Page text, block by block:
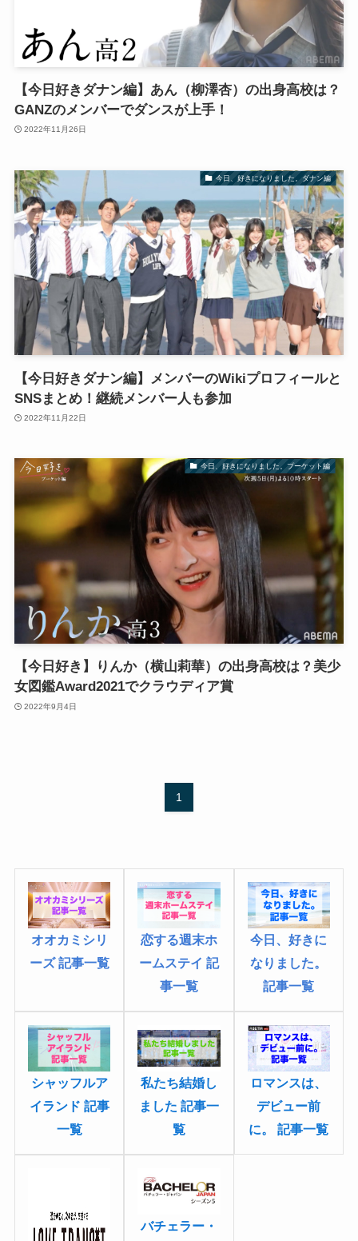
【今日好きダナン編】あん（柳澤杏）の出身高校は？
GANZのメンバーでダンスが上手！
2022年11月26日
今日、好きになりました。ダナン編
【今日好きダナン編】メンバーのWikiプロフィールと
SNSまとめ！継続メンバー人も参加
2022年11月22日
今日、好きになりました。プーケット編
【今日好き】りんか（横山莉華）の出身高校は？美少
女図鑑Award2021でクラウディア賞
2022年9月4日
1
オオカミシリ
ーズ 記事一覧
恋する週末ホ
ームステイ 記
事一覧
今日、好きに
なりました。
記事一覧
シャッフルア
イランド 記事
一覧
私たち結婚し
ました 記事一
覧
ロマンスは、
デビュー前
に。 記事一覧
バチェラー・